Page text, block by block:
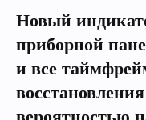
Новый
приборной
и все